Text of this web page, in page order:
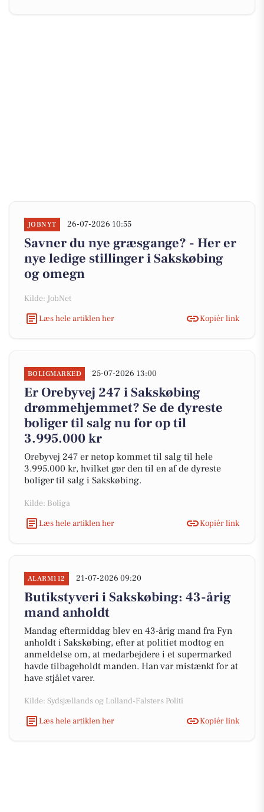
JOBNYT 26-07-2026 10:55
Savner du nye græsgange? - Her er
nye ledige stillinger i Sakskøbing
og omegn
Kilde: JobNet
Læs hele artiklen her
Kopiér link
BOLIGMARKED 25-07-2026 13:00
Er Orebyvej 247 i Sakskøbing
drømmehjemmet? Se de dyreste
boliger til salg nu for op til
3.995.000 kr
Orebyvej 247 er netop kommet til salg til hele
3.995.000 kr, hvilket gør den til en af de dyreste
boliger til salg i Sakskøbing.
Kilde: Boliga
Læs hele artiklen her
Kopiér link
ALARM112 21-07-2026 09:20
Butikstyveri i Sakskøbing: 43-årig
mand anholdt
Mandag eftermiddag blev en 43-årig mand fra Fyn
anholdt i Sakskøbing, efter at politiet modtog en
anmeldelse om, at medarbejdere i et supermarked
havde tilbageholdt manden. Han var mistænkt for at
have stjålet varer.
Kilde: Sydsjællands og Lolland-Falsters Politi
Læs hele artiklen her
Kopiér link